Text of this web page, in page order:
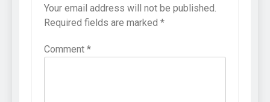
Your email address will not be published.
Required fields are marked *
Comment *